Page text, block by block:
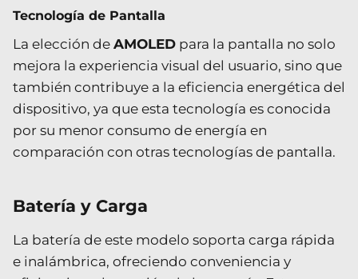
Tecnología de Pantalla
La elección de AMOLED para la pantalla no solo
mejora la experiencia visual del usuario, sino que
también contribuye a la eficiencia energética del
dispositivo, ya que esta tecnología es conocida
por su menor consumo de energía en
comparación con otras tecnologías de pantalla.
Batería y Carga
La batería de este modelo soporta carga rápida
e inalámbrica, ofreciendo conveniencia y